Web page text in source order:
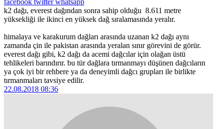
k2 dağı, everest dağından sonra sahip olduğu 8.611 metre
yüksekliği ile ikinci en yüksek dağ sıralamasında yeralır.
himalaya ve karakurum dağları arasında uzanan k2 dağı aynı
zamanda çin ile pakistan arasında yeralan sınır görevini de görür.
everest dağı gibi, k2 dağı da acemi dağcılar için olağan üstü
tehlikeleri barındırır. bu tür dağlara tırmanmayı düşünen dağcıların
ya çok iyi bir rehbere ya da deneyimli dağcı grupları ile birlikte
tırmanmaları tavsiye edilir.
22.08.2018 08:36